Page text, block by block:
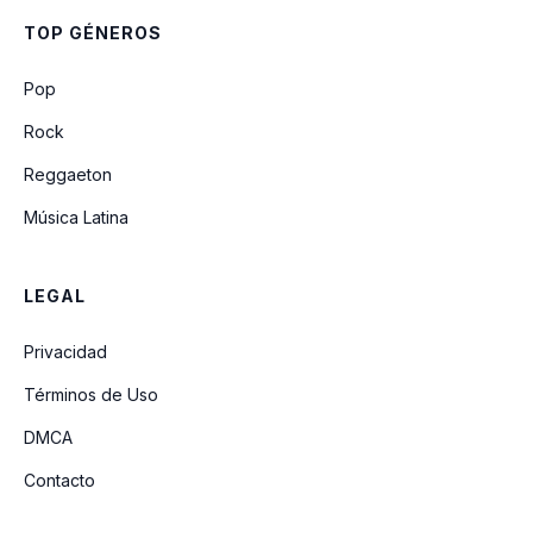
TOP GÉNEROS
Pop
Rock
Reggaeton
Música Latina
LEGAL
Privacidad
Términos de Uso
DMCA
Contacto